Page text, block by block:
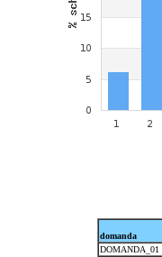
domanda
DOMANDA_01